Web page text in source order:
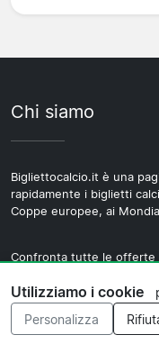
Chi siamo
Bigliettocalcio.it è una
rapidamente i biglietti
Coppe europee, ai
Confronta tutte le offerte
il modulo mandandoci una
Utilizziamo i cookie
Personalizza